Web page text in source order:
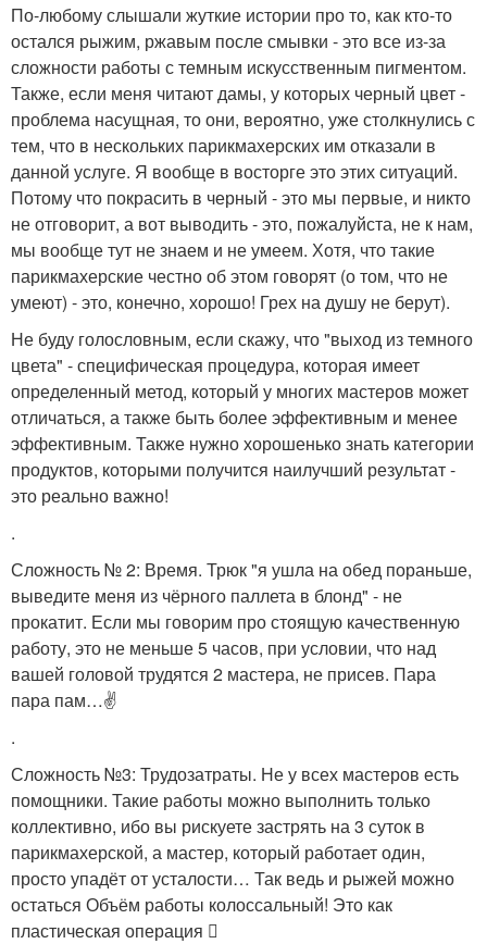
По-любому слышали жуткие истории про то, как кто-то
остался рыжим, ржавым после смывки - это все из-за
сложности работы с темным искусственным пигментом.
Также, если меня читают дамы, у которых черный цвет -
проблема насущная, то они, вероятно, уже столкнулись с
тем, что в нескольких парикмахерских им отказали в
данной услуге. Я вообще в восторге это этих ситуаций.
Потому что покрасить в черный - это мы первые, и никто
не отговорит, а вот выводить - это, пожалуйста, не к нам,
мы вообще тут не знаем и не умеем. Хотя, что такие
парикмахерские честно об этом говорят (о том, что не
умеют) - это, конечно, хорошо! Грех на душу не берут).
Не буду голословным, если скажу, что "выход из темного
цвета" - специфическая процедура, которая имеет
определенный метод, который у многих мастеров может
отличаться, а также быть более эффективным и менее
эффективным. Также нужно хорошенько знать категории
продуктов, которыми получится наилучший результат -
это реально важно!
.
Сложность № 2: Время. Трюк "я ушла на обед пораньше,
выведите меня из чёрного паллета в блонд" - не
прокатит. Если мы говорим про стоящую качественную
работу, это не меньше 5 часов, при условии, что над
вашей головой трудятся 2 мастера, не присев. Пара
пара пам…✌
.
Сложность №3: Трудозатраты. Не у всех мастеров есть
помощники. Такие работы можно выполнить только
коллективно, ибо вы рискуете застрять на 3 суток в
парикмахерской, а мастер, который работает один,
просто упадёт от усталости… Так ведь и рыжей можно
остаться Объём работы колоссальный! Это как
пластическая операция ‍⚕